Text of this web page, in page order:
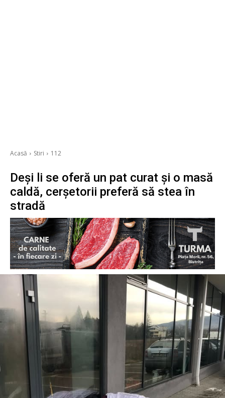
Acasă Stiri 112
Deși li se oferă un pat curat și o masă
caldă, cerșetorii preferă să stea în
stradă